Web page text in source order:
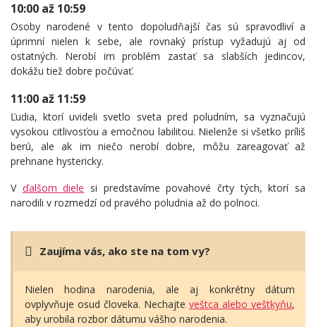
10:00 až 10:59
Osoby narodené v tento dopoludňajší čas sú spravodliví a
úprimní nielen k sebe, ale rovnaký prístup vyžadujú aj od
ostatných. Nerobí im problém zastať sa slabších jedincov,
dokážu tiež dobre počúvať.
11:00 až 11:59
Ľudia, ktorí uvideli svetlo sveta pred poludním, sa vyznačujú
vysokou citlivosťou a emočnou labilitou. Nielenže si všetko príliš
berú, ale ak im niečo nerobí dobre, môžu zareagovať až
prehnane hystericky.
V ďalšom diele si predstavíme povahové črty tých, ktorí sa
narodili v rozmedzí od pravého poludnia až do polnoci.
Zaujíma vás, ako ste na tom vy?
Nielen hodina narodenia, ale aj konkrétny dátum
ovplyvňuje osud človeka. Nechajte veštca alebo veštkyňu,
aby urobila rozbor dátumu vášho narodenia.